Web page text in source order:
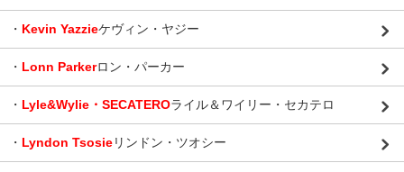
・ Kevin Yazzieケヴィン・ヤジー
・ Lonn Parkerロン・パーカー
・ Lyle&Wylie・SECATEROライル＆ワイリー・セカテロ
・ Lyndon Tsosieリンドン・ツオシー